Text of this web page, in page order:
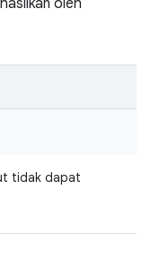
oleh
tidak dapat